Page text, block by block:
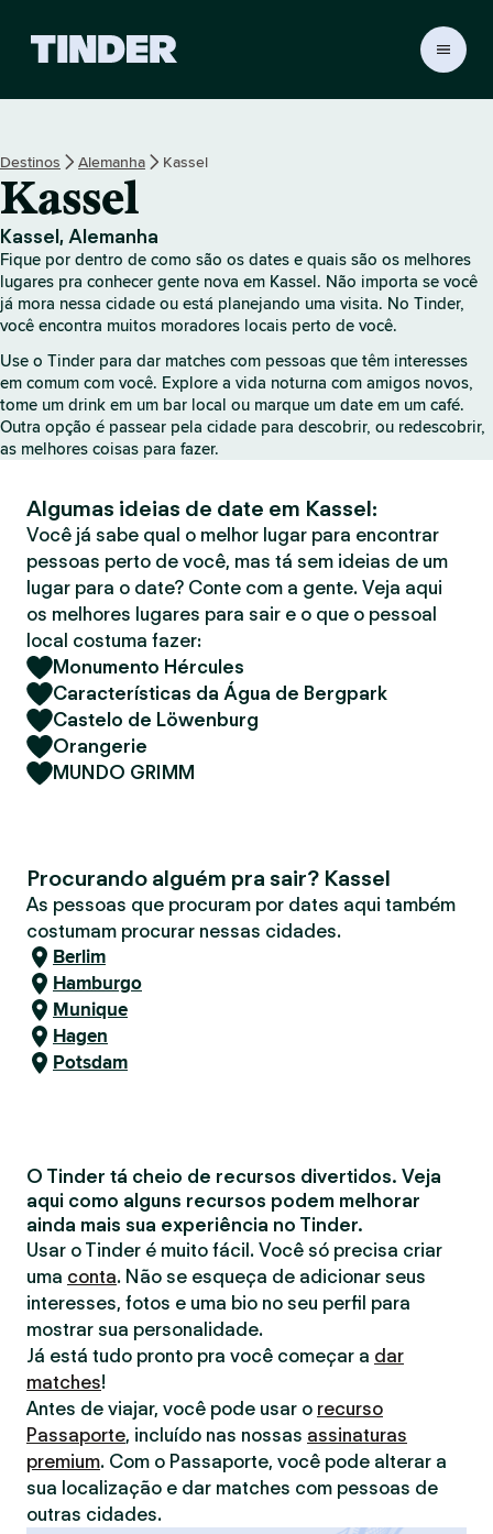
a
c
i
a
l
o
T
i
n
r
Destinos Alemanha Kassel
Kassel
Kassel, Alemanha
Fique por dentro de como são os dates e quais são os melhores
lugares pra conhecer gente nova em Kassel. Não importa se você
já mora nessa cidade ou está planejando uma visita. No Tinder,
você encontra muitos moradores locais perto de você.
Use o Tinder para dar matches com pessoas que têm interesses
em comum com você. Explore a vida noturna com amigos novos,
tome um drink em um bar local ou marque um date em um café.
Outra opção é passear pela cidade para descobrir, ou redescobrir,
as melhores coisas para fazer.
Algumas ideias de date em Kassel:
Você já sabe qual o melhor lugar para encontrar
pessoas perto de você, mas tá sem ideias de um
lugar para o date? Conte com a gente. Veja aqui
os melhores lugares para sair e o que o pessoal
local costuma fazer:
Monumento Hércules
Características da Água de Bergpark
Castelo de Löwenburg
Orangerie
MUNDO GRIMM
Procurando alguém pra sair? Kassel
As pessoas que procuram por dates aqui também
costumam procurar nessas cidades.
Berlim
Hamburgo
Munique
Hagen
Potsdam
O Tinder tá cheio de recursos divertidos. Veja
aqui como alguns recursos podem melhorar
ainda mais sua experiência no Tinder.
Usar o Tinder é muito fácil. Você só precisa criar
uma conta. Não se esqueça de adicionar seus
interesses, fotos e uma bio no seu perfil para
mostrar sua personalidade.
Já está tudo pronto pra você começar a dar
matches!
Antes de viajar, você pode usar o recurso
Passaporte, incluído nas nossas assinaturas
premium. Com o Passaporte, você pode alterar a
sua localização e dar matches com pessoas de
outras cidades.